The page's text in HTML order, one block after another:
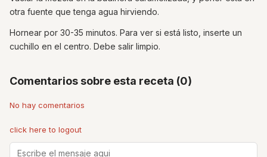
otra fuente que tenga agua hirviendo.
Hornear por 30-35 minutos. Para ver si está listo, inserte un
cuchillo en el centro. Debe salir limpio.
Comentarios sobre esta receta (0)
No hay comentarios
click here to logout